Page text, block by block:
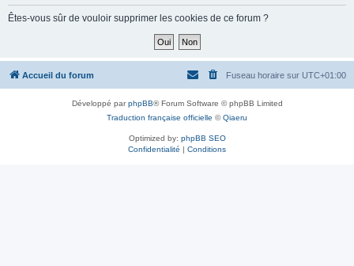
h
Êtes-vous sûr de vouloir supprimer les cookies de ce forum ?
Accueil du forum Fuseau horaire sur UTC+01:00
Développé parphpBB® Forum Software © phpBB Limited
Traduction française officielle ©Qiaeru
Optimized by: phpBB SEO
Confidentialité | Conditions